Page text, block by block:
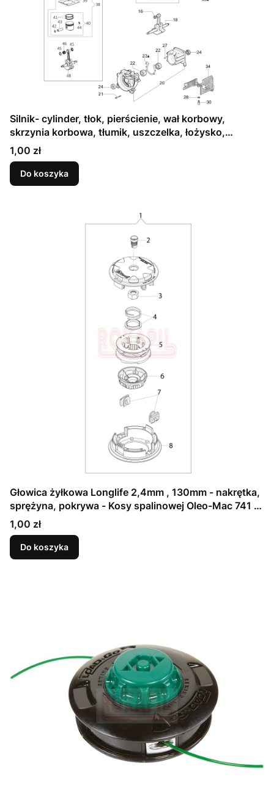
Silnik- cylinder, tłok, pierścienie, wał korbowy,
skrzynia korbowa, tłumik, uszczelka, łożysko,
uszczelniacz, pokrywa silnika, świeca - Kosy
spalinowej Oleo-Mac - 741- schemat
Cena
1,00 zł
Do koszyka
Głowica żyłkowa Longlife 2,4mm , 130mm - nakrętka,
sprężyna, pokrywa - Kosy spalinowej Oleo-Mac 741 -
schemat
Cena
1,00 zł
Do koszyka